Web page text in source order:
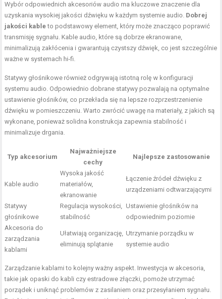
Wybór odpowiednich akcesoriów audio ma kluczowe znaczenie dla
uzyskania wysokiej jakości dźwięku w każdym systemie audio. Dobrej
jakości kable to podstawowy element, który może znacząco poprawić
transmisję sygnału. Kable audio, które są dobrze ekranowane,
minimalizują zakłócenia i gwarantują czystszy dźwięk, co jest szczególnie
ważne w systemach hi-fi.
Statywy głośnikowe również odgrywają istotną rolę w konfiguracji
systemu audio. Odpowiednio dobrane statywy pozwalają na optymalne
ustawienie głośników, co przekłada się na lepsze rozprzestrzenienie
dźwięku w pomieszczeniu. Warto zwrócić uwagę na materiały, z jakich są
wykonane, ponieważ solidna konstrukcja zapewnia stabilność i
minimalizuje drgania.
Typ akcesorium
Najważniejsze
cechy
Najlepsze zastosowanie
Kable audio
Wysoka jakość
materiałów,
ekranowanie
Łączenie źródeł dźwięku z
urządzeniami odtwarzającymi
Statywy
głośnikowe
Regulacja wysokości,
stabilność
Ustawienie głośników na
odpowiednim poziomie
Akcesoria do
zarządzania
kablami
Ułatwiają organizację,
eliminują splątanie
Utrzymanie porządku w
systemie audio
Zarządzanie kablami to kolejny ważny aspekt. Inwestycja w akcesoria,
takie jak opaski do kabli czy estradowe złączki, pomoże utrzymać
porządek i uniknąć problemów z zasilaniem oraz przesyłaniem sygnału.